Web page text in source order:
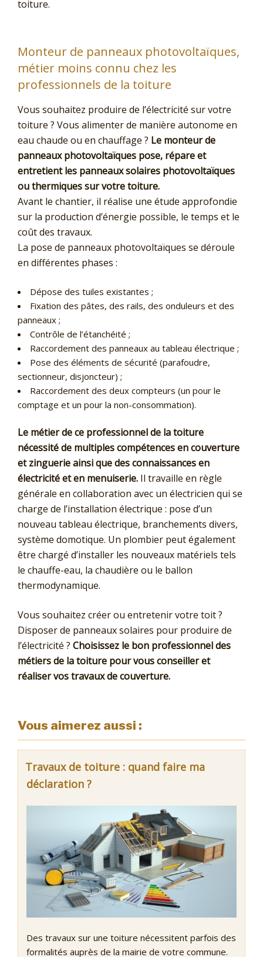
toiture.
Monteur de panneaux photovoltaïques,
métier moins connu chez les
professionnels de la toiture
Vous souhaitez produire de l’électricité sur votre
toiture ? Vous alimenter de manière autonome en
eau chaude ou en chauffage ? Le monteur de
panneaux photovoltaïques pose, répare et
entretient les panneaux solaires photovoltaïques
ou thermiques sur votre toiture.
Avant le chantier, il réalise une étude approfondie
sur la production d’énergie possible, le temps et le
coût des travaux.
La pose de panneaux photovoltaïques se déroule
en différentes phases :
Dépose des tuiles existantes ;
Fixation des pâtes, des rails, des onduleurs et des
panneaux ;
Contrôle de l’étanchéité ;
Raccordement des panneaux au tableau électrique ;
Pose des éléments de sécurité (parafoudre,
sectionneur, disjoncteur) ;
Raccordement des deux compteurs (un pour le
comptage et un pour la non-consommation).
Le métier de ce professionnel de la toiture
nécessité de multiples compétences en couverture
et zinguerie ainsi que des connaissances en
électricité et en menuiserie. Il travaille en règle
générale en collaboration avec un électricien qui se
charge de l’installation électrique : pose d’un
nouveau tableau électrique, branchements divers,
système domotique. Un plombier peut également
être chargé d’installer les nouveaux matériels tels
le chauffe-eau, la chaudière ou le ballon
thermodynamique.
Vous souhaitez créer ou entretenir votre toit ?
Disposer de panneaux solaires pour produire de
l’électricité ? Choisissez le bon professionnel des
métiers de la toiture pour vous conseiller et
réaliser vos travaux de couverture.
Vous aimerez aussi :
Travaux de toiture : quand faire ma
déclaration ?
Des travaux sur une toiture nécessitent parfois des
formalités auprès de la mairie de votre commune.